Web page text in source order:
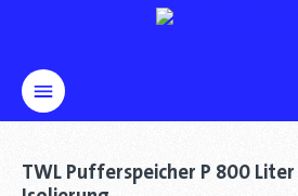
TWL Pufferspeicher P 800